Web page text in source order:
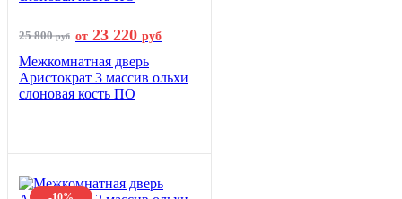
25 800руб от 23 220 руб
Межкомнатная дверь
Аристократ 3 массив ольхи
слоновая кость ПО